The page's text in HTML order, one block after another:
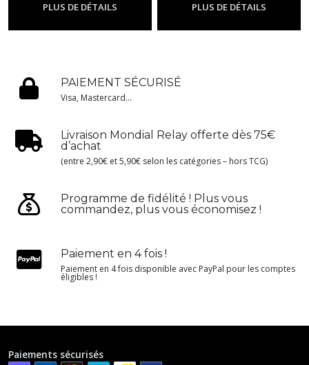
PLUS DE DÉTAILS PLUS DE DÉTAILS
PAIEMENT SÉCURISÉ
Visa, Mastercard...
Livraison Mondial Relay offerte dès 75€
d’achat
(entre 2,90€ et 5,90€ selon les catégories – hors TCG)
Programme de fidélité ! Plus vous
commandez, plus vous économisez !
Paiement en 4 fois !
Paiement en 4 fois disponible avec PayPal pour les comptes
éligibles !
Paiements sécurisés